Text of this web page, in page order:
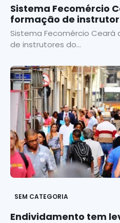
Sistema Fecomércio
formação de
Sistema Fecomércio
de instrutores do...
SEM CATEGORIA
Endividamento tem